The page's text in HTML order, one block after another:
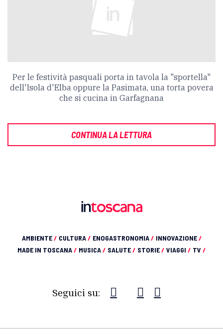
Per le festività pasquali porta in tavola la "sportella"
dell'Isola d'Elba oppure la Pasimata, una torta povera
che si cucina in Garfagnana
CONTINUA LA LETTURA
AMBIENTE/ CULTURA/ ENOGASTRONOMIA/ INNOVAZIONE/
MADE IN TOSCANA/ MUSICA/ SALUTE/ STORIE/ VIAGGI / TV /
Seguici su: